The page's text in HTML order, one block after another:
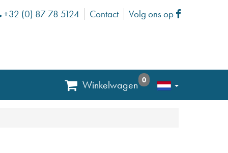
Phone
+32 (0) 87 78 5124 Contact Volg ons op Facebook
Winkelwagen 0